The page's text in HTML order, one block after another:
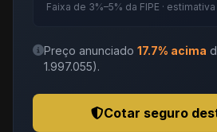
Faixa de 3%–5% da FIPE ·
Preço anunciado 17.7% acima
1.997.055).
Cotar seguro